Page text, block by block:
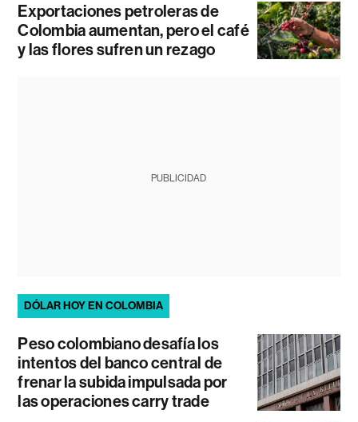
Exportaciones petroleras de
Colombia aumentan, pero el café
y las flores sufren un rezago
PUBLICIDAD
DÓLAR HOY EN COLOMBIA
Peso colombiano desafía los
intentos del banco central de
frenar la subida impulsada por
las operaciones carry trade